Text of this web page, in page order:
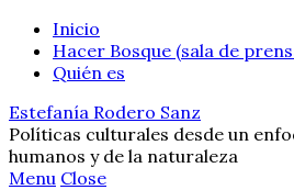
Inicio
Hacer Bosque (sala de
Quién es
Estefanía Rodero Sanz
Políticas culturales desde un
humanos y de la naturaleza
Menu Close